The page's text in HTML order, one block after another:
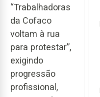
“Trabalhadoras
da Cofaco
voltam à rua
para protestar”,
exigindo
progressão
profissional,